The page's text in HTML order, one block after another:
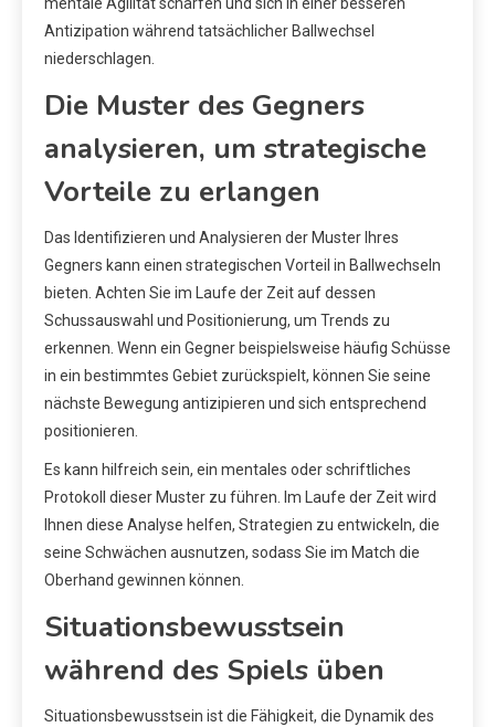
Antizipation während tatsächlicher Ballwechsel
niederschlagen.
Die Muster des Gegners
analysieren, um strategische
Vorteile zu erlangen
Das Identifizieren und Analysieren der Muster Ihres
Gegners kann einen strategischen Vorteil in Ballwechseln
bieten. Achten Sie im Laufe der Zeit auf dessen
Schussauswahl und Positionierung, um Trends zu
erkennen. Wenn ein Gegner beispielsweise häufig Schüsse
in ein bestimmtes Gebiet zurückspielt, können Sie seine
nächste Bewegung antizipieren und sich entsprechend
positionieren.
Es kann hilfreich sein, ein mentales oder schriftliches
Protokoll dieser Muster zu führen. Im Laufe der Zeit wird
Ihnen diese Analyse helfen, Strategien zu entwickeln, die
seine Schwächen ausnutzen, sodass Sie im Match die
Oberhand gewinnen können.
Situationsbewusstsein
während des Spiels üben
Situationsbewusstsein ist die Fähigkeit, die Dynamik des